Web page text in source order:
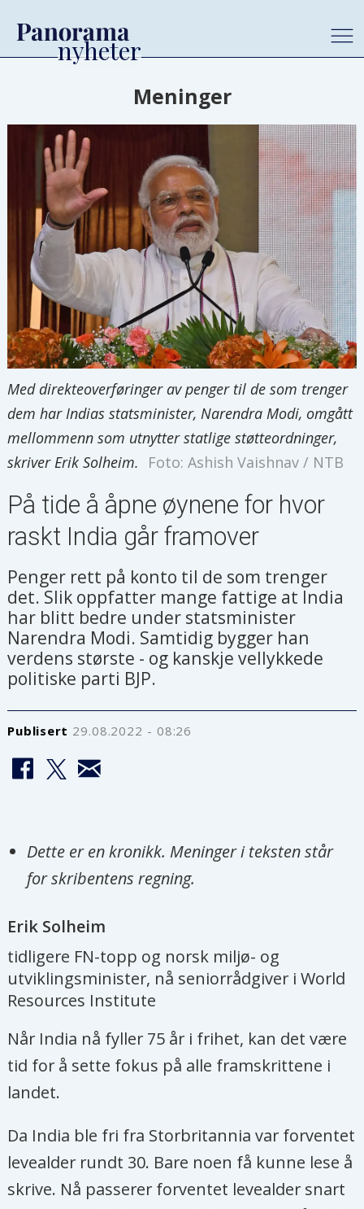
Meninger
Med direkteoverføringer av penger til de som trenger
dem har Indias statsminister, Narendra Modi, omgått
mellommenn som utnytter statlige støtteordninger,
skriver Erik Solheim.
Foto: Ashish Vaishnav / NTB
På tide å åpne øynene for hvor
raskt India går framover
Penger rett på konto til de som trenger
det. Slik oppfatter mange fattige at India
har blitt bedre under statsminister
Narendra Modi. Samtidig bygger han
verdens største - og kanskje vellykkede
politiske parti BJP.
Publisert 29.08.2022 - 08:26
Dette er en kronikk. Meninger i teksten står
for skribentens regning.
Erik Solheim
tidligere FN-topp og norsk miljø- og
utviklingsminister, nå seniorrådgiver i World
Resources Institute
Når India nå fyller 75 år i frihet, kan det være
tid for å sette fokus på alle framskrittene i
landet.
Da India ble fri fra Storbritannia var forventet
levealder rundt 30. Bare noen få kunne lese å
skrive. Nå passerer forventet levealder snart